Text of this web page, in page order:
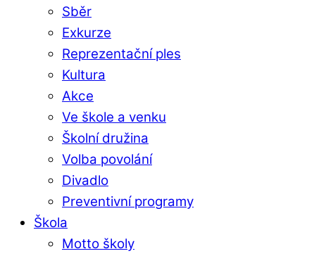
Sběr
Exkurze
Reprezentační ples
Kultura
Akce
Ve škole a venku
Školní družina
Volba povolání
Divadlo
Preventivní programy
Škola
Motto školy